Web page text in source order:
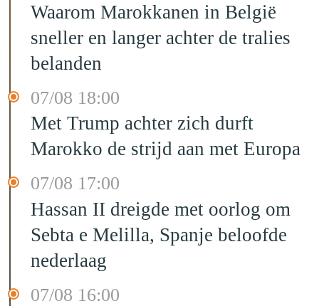
Waarom Marokkanen in België
sneller en langer achter de tralies
belanden
07/08 18:00
Met Trump achter zich durft
Marokko de strijd aan met Europa
07/08 17:00
Hassan II dreigde met oorlog om
Sebta e Melilla, Spanje beloofde
nederlaag
07/08 16:00